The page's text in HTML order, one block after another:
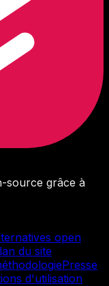
source grâce à
open
du site
Presse
d'utilisation